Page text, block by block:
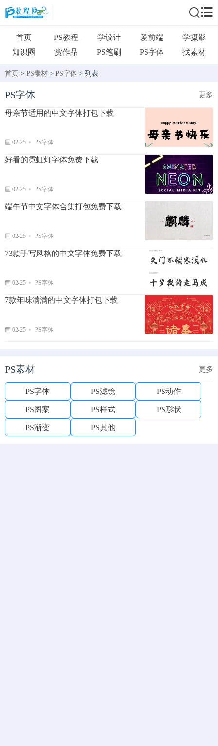
首页 PS教程 学设计 爱前端
学摄影
知识圈
赏作品 PS笔刷 PS字体 找素材
首页 > PS素材 > PS字体 > 列表
PS字体 更多
母亲节适用的中文字体打包下载
02-25 PS字体
好看的霓虹灯字体免费下载
02-25 PS字体
端午节中文字体合集打包免费下载
02-25 PS字体
73款手写风格的中文字体免费下载
02-25 PS字体
7款年味满满的中文字体打包下载
02-25 PS字体
PS素材 更多
PS字体 PS滤镜 PS动作
PS图案 PS样式 PS形状
PS渐变 PS其他